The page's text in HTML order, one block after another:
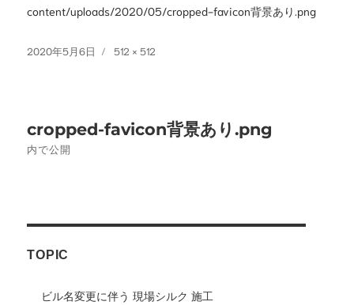
content/uploads/2020/05/cropped-favicon背景あり.png
投
2020年5月6日
フ
512 × 512
稿
ゲ
ー
シ
cropped-favicon背景あり.png
内で公開
TOPIC
ビル名変更に伴う 現場シルク 施工